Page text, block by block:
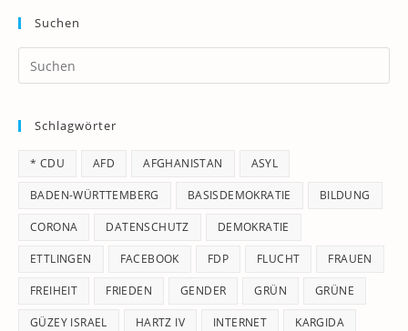
Suchen
Schlagwörter
* CDU AFD AFGHANISTAN ASYL
BADEN-WÜRTTEMBERG BASISDEMOKRATIE BILDUNG
CORONA DATENSCHUTZ DEMOKRATIE
ETTLINGEN FACEBOOK FDP FLUCHT FRAUEN
FREIHEIT FRIEDEN GENDER GRÜN GRÜNE
GÜZEY ISRAEL HARTZ IV INTERNET KARGIDA